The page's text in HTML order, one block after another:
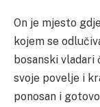
On je mjesto
kojem se
bosanski vladari
svoje povelje i
ponosan i